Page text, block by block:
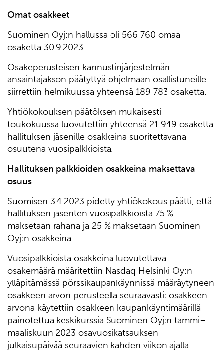
Omat osakkeet
Suominen Oyj:n hallussa oli 566 760 omaa
osaketta 30.9.2023.
Osakeperusteisen kannustinjärjestelmän
ansaintajakson päätyttyä ohjelmaan osallistuneille
siirrettiin helmikuussa yhteensä 189 783 osaketta.
Yhtiökokouksen päätöksen mukaisesti
toukokuussa luovutettiin yhteensä 21 949 osaketta
hallituksen jäsenille osakkeina suoritettavana
osuutena vuosipalkkioista.
Hallituksen palkkioiden osakkeina maksettava
osuus
Suomisen 3.4.2023 pidetty yhtiökokous päätti, että
hallituksen jäsenten vuosipalkkioista 75 %
maksetaan rahana ja 25 % maksetaan Suominen
Oyj:n osakkeina.
Vuosipalkkioista osakkeina luovutettava
osakemäärä määritettiin Nasdaq Helsinki Oy:n
ylläpitämässä pörssikaupankäynnissä määräytyneen
osakkeen arvon perusteella seuraavasti: osakkeen
arvona käytettiin osakkeen kaupankäyntimäärillä
painotettua keskikurssia Suominen Oyj:n tammi–
maaliskuun 2023 osavuosikatsauksen
julkaisupäivää seuraavien kahden viikon ajalla.